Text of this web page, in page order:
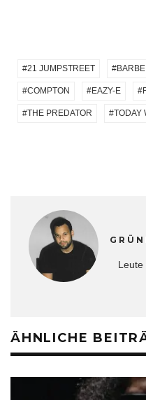
21 JUMPSTREET
COMPTON EAZY-E
THE PREDATOR TODAY
Leute
ÄHNLICHE